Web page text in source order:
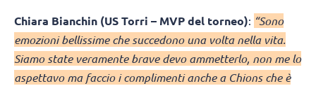
Chiara Bianchin (US Torri – MVP del torneo): “Sono
emozioni bellissime che succedono una volta nella vita.
Siamo state veramente brave devo ammetterlo, non me lo
aspettavo ma faccio i complimenti anche a Chions che è